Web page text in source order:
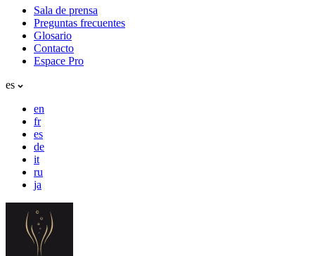
Sala de prensa
Preguntas frecuentes
Glosario
Contacto
Espace Pro
es
en
fr
es
de
it
ru
ja